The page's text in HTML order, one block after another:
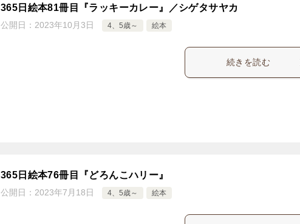
365日絵本81冊目『ラッキーカレー』／シゲタサヤカ
公開日： 2023年10月3日 4、5歳～ 絵本
続きを読む
365日絵本76冊目『どろんこハリー』
公開日： 2023年7月18日 4、5歳～ 絵本